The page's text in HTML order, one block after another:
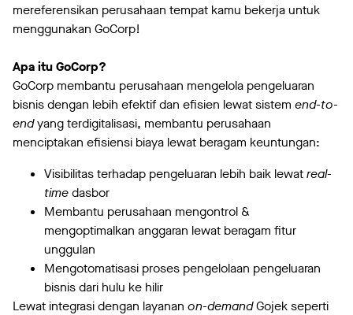
mereferensikan perusahaan tempat kamu bekerja untuk
menggunakan GoCorp!
Apa itu GoCorp?
GoCorp membantu perusahaan mengelola pengeluaran
bisnis dengan lebih efektif dan efisien lewat sistem end-to-
endyang terdigitalisasi, membantu perusahaan
menciptakan efisiensi biaya lewat beragam keuntungan:
Visibilitas terhadap pengeluaran lebih baik lewatreal-
timedasbor
Membantu perusahaan mengontrol &
mengoptimalkan anggaran lewat beragam fitur
unggulan
Mengotomatisasi proses pengelolaan pengeluaran
bisnis dari hulu ke hilir
Lewat integrasi dengan layanan on-demandGojek seperti